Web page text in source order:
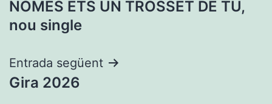
d'entrades
NOMÉS ETS UN TROSSET DE TU,
nou single
Entrada següent
Gira 2026